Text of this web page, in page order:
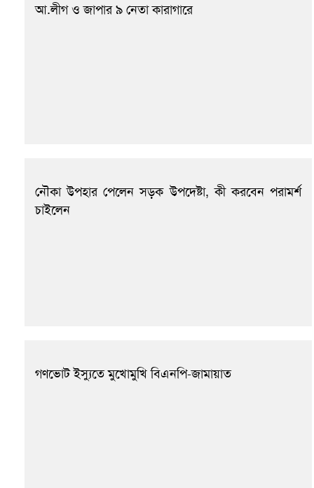
আ.লীগ ও জাপার ৯ নেতা কারাগারে
নৌকা উপহার পেলেন সড়ক উপদেষ্টা, কী করবেন পরামর্শ
চাইলেন
গণভোট ইস্যুতে মুখোমুখি বিএনপি-জামায়াত